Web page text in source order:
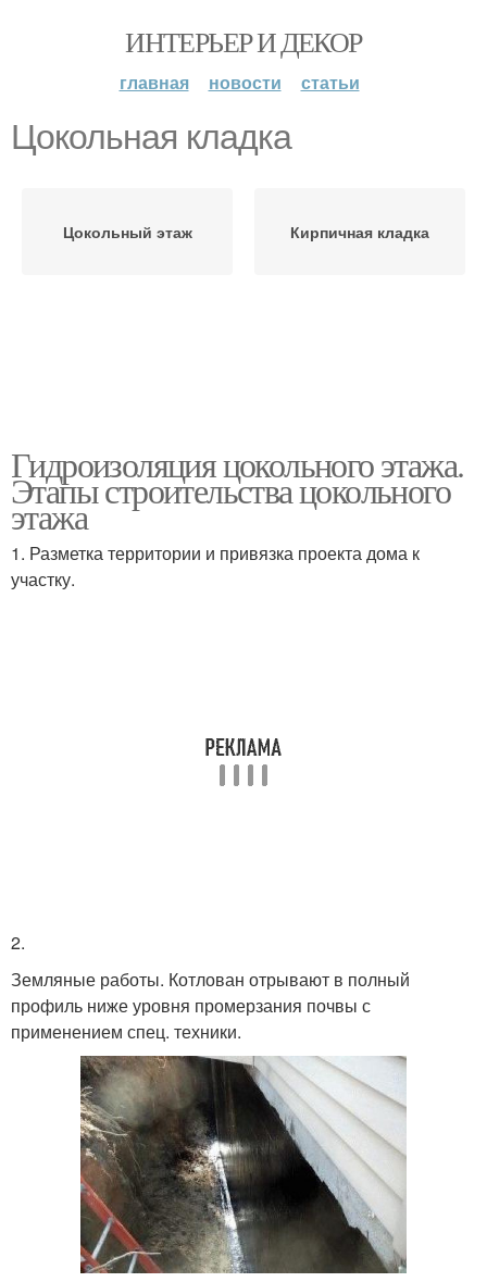
ИНТЕРЬЕР И ДЕКОР
главная новости статьи
Цокольная кладка
Цокольный этаж Кирпичная кладка
Гидроизоляция цокольного этажа.
Этапы строительства цокольного
этажа
1. Разметка территории и привязка проекта дома к
участку.
2.
Земляные работы. Котлован отрывают в полный
профиль ниже уровня промерзания почвы с
применением спец. техники.